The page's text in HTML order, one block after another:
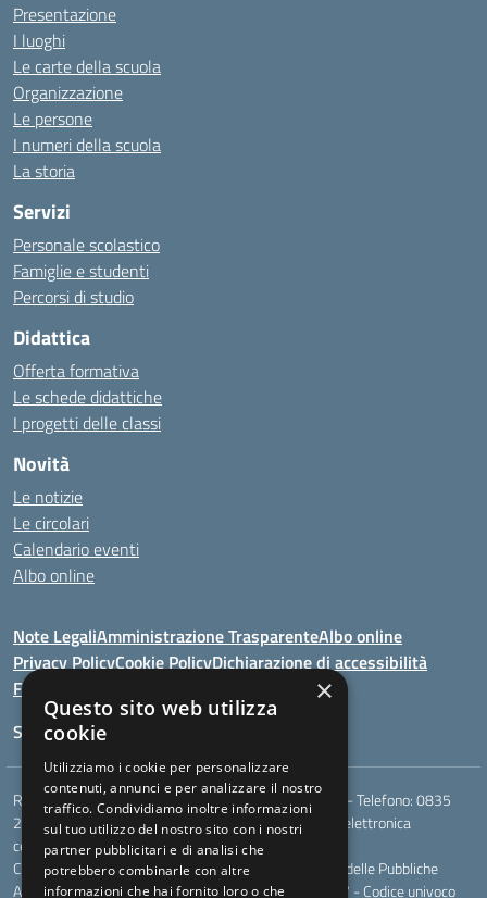
Presentazione
I luoghi
Le carte della scuola
Organizzazione
Le persone
I numeri della scuola
La storia
Servizi
Personale scolastico
Famiglie e studenti
Percorsi di studio
Didattica
Offerta formativa
Le schede didattiche
I progetti delle classi
Novità
Le notizie
Le circolari
Calendario eventi
Albo online
Note LegaliAmministrazione TrasparenteAlbo online
Privacy PolicyCookie PolicyDichiarazione di accessibilità
Feedback
Seguici su:
Rione Marco Polo, snc - 75024 Montescaglioso (MT) - Telefono:0835
207109- Email:mtic823003@istruzione.it- Posta elettronica
certificata (PEC):mtic823003@pec.istruzione.it
Codice meccanografico: MTIC823003 - Codice Indice delle Pubbliche
Amministrazioni (IPA): - Codice fiscale 93049170777 - Codice univoco
×
Questo sito web utilizza
cookie
Utilizziamo i cookie per personalizzare
contenuti, annunci e per analizzare il nostro
traffico. Condividiamo inoltre informazioni
sul tuo utilizzo del nostro sito con i nostri
partner pubblicitari e di analisi che
potrebbero combinarle con altre
informazioni che hai fornito loro o che